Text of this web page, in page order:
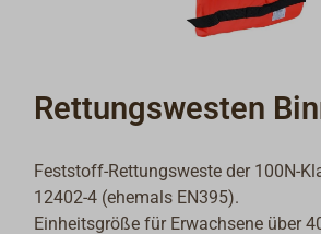
Rettungswesten
Feststoff-Rettungsweste der 100N-
12402-4 (ehemals EN395).
Einheitsgröße für Erwachsene über